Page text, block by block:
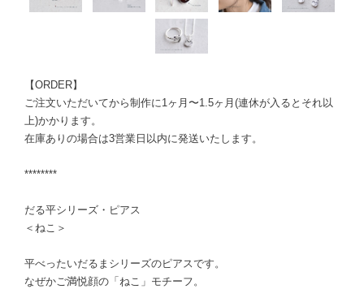
【ORDER】
ご注文いただいてから制作に1ヶ月〜1.5ヶ月(連休が入るとそれ以
上)かかります。
在庫ありの場合は3営業日以内に発送いたします。
********
だる平シリーズ・ピアス
＜ねこ＞
平べったいだるまシリーズのピアスです。
なぜかご満悦顔の「ねこ」モチーフ。